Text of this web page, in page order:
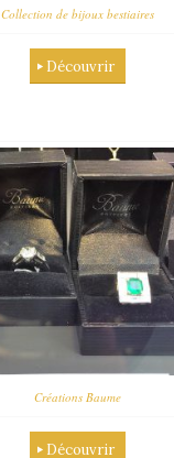
Collection de bijoux bestiaires
Découvrir
Créations Baume
Découvrir